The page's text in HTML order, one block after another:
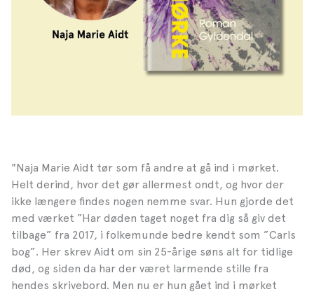
"Naja Marie Aidt tør som få andre at gå ind i mørket.
Helt derind, hvor det gør allermest ondt, og hvor der
ikke længere findes nogen nemme svar. Hun gjorde det
med værket ”Har døden taget noget fra dig så giv det
tilbage” fra 2017, i folkemunde bedre kendt som ”Carls
bog”. Her skrev Aidt om sin 25-årige søns alt for tidlige
død, og siden da har der været larmende stille fra
hendes skrivebord. Men nu er hun gået ind i mørket